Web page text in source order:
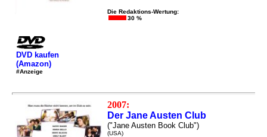
Die Redaktions-Wertung:
30 %
DVD kaufen
(Amazon)
#Anzeige
2007:
Der Jane Austen Club
("Jane Austen Book Club")
(USA)